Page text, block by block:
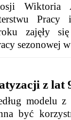
Wiktoria
Pracy
zajęły się
sezonowej
z lat
modelu
być